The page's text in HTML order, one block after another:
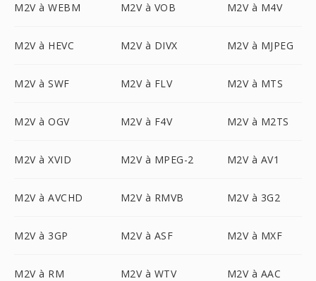
M2V à WEBM M2V à VOB M2V à M4V
M2V à HEVC M2V à DIVX M2V à MJPEG
M2V à SWF M2V à FLV M2V à MTS
M2V à OGV M2V à F4V M2V à M2TS
M2V à XVID M2V à MPEG-2 M2V à AV1
M2V à AVCHD M2V à RMVB M2V à 3G2
M2V à 3GP M2V à ASF M2V à MXF
M2V à RM M2V à WTV M2V à AAC